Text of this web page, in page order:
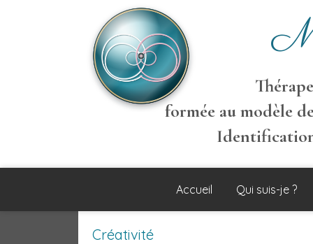
formée au modèle
Accueil Qui suis-je ?
Créativité